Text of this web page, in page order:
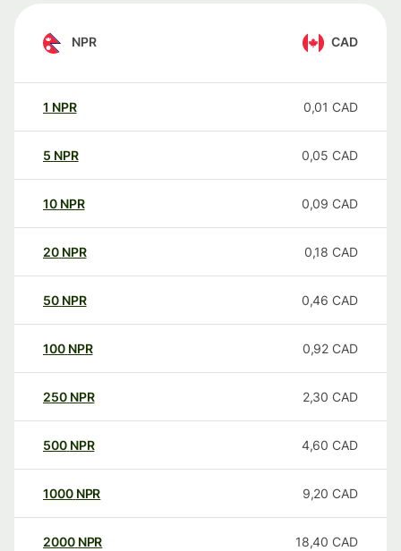
NPR CAD
1 NPR 0,01 CAD
5 NPR 0,05 CAD
10 NPR 0,09 CAD
20 NPR 0,18 CAD
50 NPR 0,46 CAD
100 NPR 0,92 CAD
250 NPR 2,30 CAD
500 NPR 4,60 CAD
1000 NPR 9,20 CAD
2000 NPR 18,40 CAD